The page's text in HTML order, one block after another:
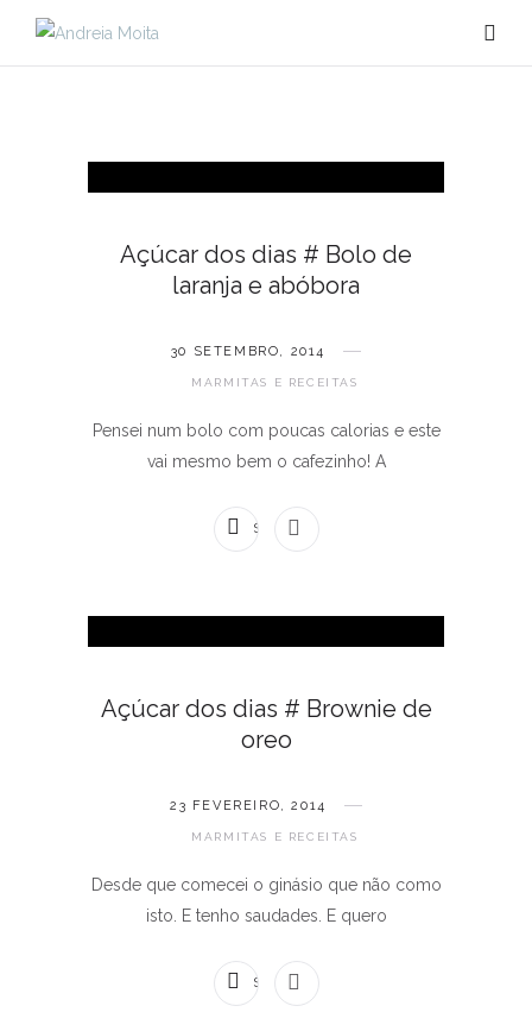
Açúcar dos dias # Bolo de
laranja e abóbora
30 SETEMBRO, 2014
MARMITAS E RECEITAS
Pensei num bolo com poucas calorias e este
vai mesmo bem o cafezinho! A
SEM COMENTÁRIOS
Açúcar dos dias # Brownie de
oreo
23 FEVEREIRO, 2014
MARMITAS E RECEITAS
Desde que comecei o ginásio que não como
isto. E tenho saudades. E quero
SEM COMENTÁRIOS